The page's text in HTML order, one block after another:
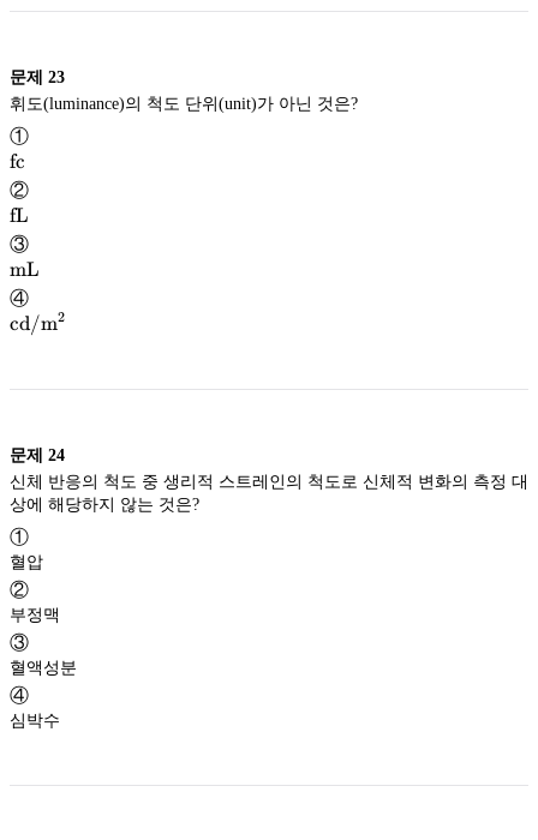
문제 23
휘도(luminance)의 척도 단위(unit)가 아닌 것은?
①
\textrm{fc}
fc
fc
②
\textrm{fL}
fL
fL
③
\textrm{mL}
mL
mL
④
cd/m2
문제 24
신체 반응의 척도 중 생리적 스트레인의 척도로 신체적 변화의 측정 대
상에 해당하지 않는 것은?
①
혈압
②
부정맥
③
혈액성분
④
심박수